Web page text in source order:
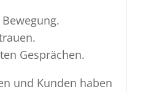
Gesprächen.
und Kunden haben